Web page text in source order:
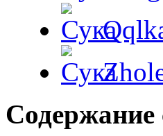
Содержание